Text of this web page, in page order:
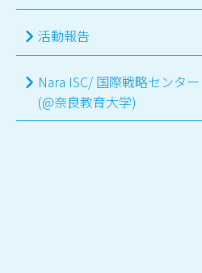
活動報告
Nara ISC/ 国際戦略センター
(@奈良教育大学)